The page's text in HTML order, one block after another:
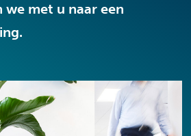
met u naar een